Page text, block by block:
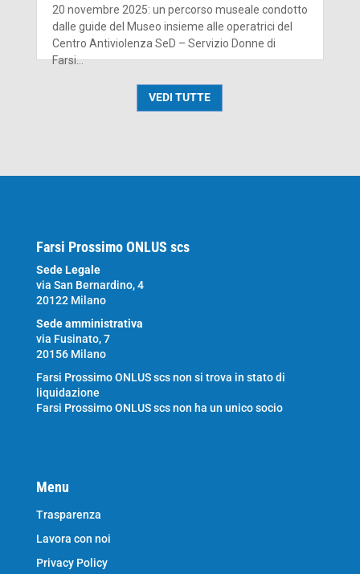
20 novembre 2025: un percorso museale condotto
dalle guide del Museo insieme alle operatrici del
Centro Antiviolenza SeD – Servizio Donne di
Farsi...
VEDI TUTTE
Farsi Prossimo ONLUS scs
Sede Legale
via San Bernardino, 4
20122 Milano
Sede amministrativa
via Fusinato, 7
20156 Milano
Farsi Prossimo ONLUS scs non si trova in stato di
liquidazione
Farsi Prossimo ONLUS scs non ha un unico socio
Menu
Trasparenza
Lavora con noi
Privacy Policy